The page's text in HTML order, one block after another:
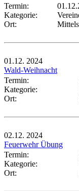
Termin:
Kategorie:
Ort:
01.12. 2024
Wald-Weihnacht
Termin:
Kategorie:
Ort:
02.12. 2024
Feuerwehr Übung
Termin:
Kategorie:
Ort: